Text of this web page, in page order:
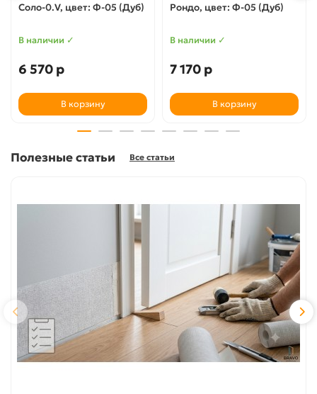
Соло-0.V, цвет: Ф-05 (Дуб)
В наличии ✓
6 570 р
В корзину
Рондо, цвет: Ф-05 (Дуб)
В наличии ✓
7 170 р
В корзину
Полезные статьи Все статьи